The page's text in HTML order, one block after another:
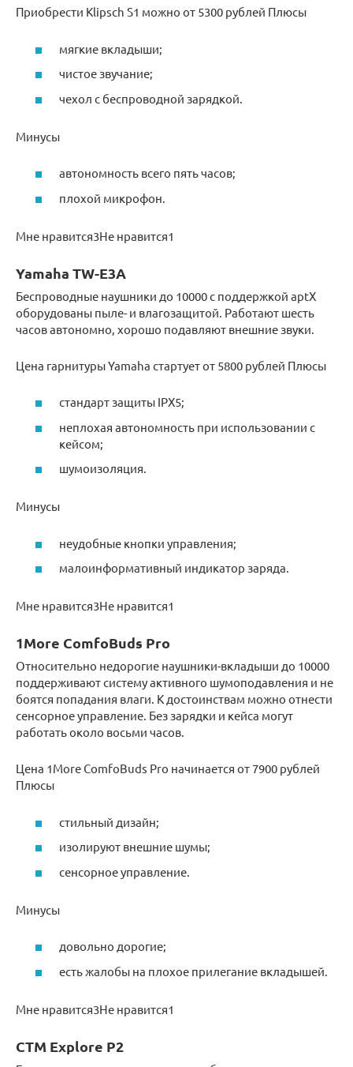
Приобрести Klipsch S1 можно от 5300 рублей Плюсы
мягкие вкладыши;
чистое звучание;
чехол с беспроводной зарядкой.
Минусы
автономность всего пять часов;
плохой микрофон.
Мне нравится3Не нравится1
Yamaha TW-E3A
Беспроводные наушники до 10000 с поддержкой aptX
оборудованы пыле- и влагозащитой. Работают шесть
часов автономно, хорошо подавляют внешние звуки.
Цена гарнитуры Yamaha стартует от 5800 рублей Плюсы
стандарт защиты IPX5;
неплохая автономность при использовании с
кейсом;
шумоизоляция.
Минусы
неудобные кнопки управления;
малоинформативный индикатор заряда.
Мне нравится3Не нравится1
1More ComfoBuds Pro
Относительно недорогие наушники-вкладыши до 10000
поддерживают систему активного шумоподавления и не
боятся попадания влаги. К достоинствам можно отнести
сенсорное управление. Без зарядки и кейса могут
работать около восьми часов.
Цена 1More ComfoBuds Pro начинается от 7900 рублей
Плюсы
стильный дизайн;
изолируют внешние шумы;
сенсорное управление.
Минусы
довольно дорогие;
есть жалобы на плохое прилегание вкладышей.
Мне нравится3Не нравится1
CTM Explore P2